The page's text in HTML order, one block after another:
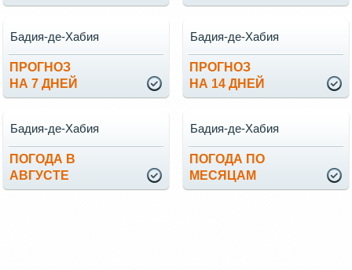
ПРОГНОЗ
НА 7 ДНЕЙ
Бадия-де-Хабия
ПРОГНОЗ
НА 14 ДНЕЙ
Бадия-де-Хабия
ПОГОДА В
АВГУСТЕ
Бадия-де-Хабия
ПОГОДА ПО
МЕСЯЦАМ
Бадия-де-Хабия